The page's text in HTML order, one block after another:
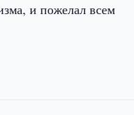
и пожелал всем